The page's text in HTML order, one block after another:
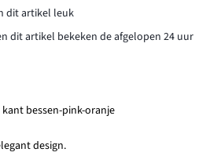
dit artikel leuk
dit artikel bekeken de afgelopen 24 uur
bessen-pink-oranje
design.